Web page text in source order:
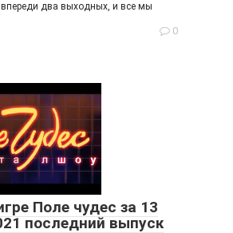
два выходных, и все мы
0
Поле чудес за 13
последний выпуск